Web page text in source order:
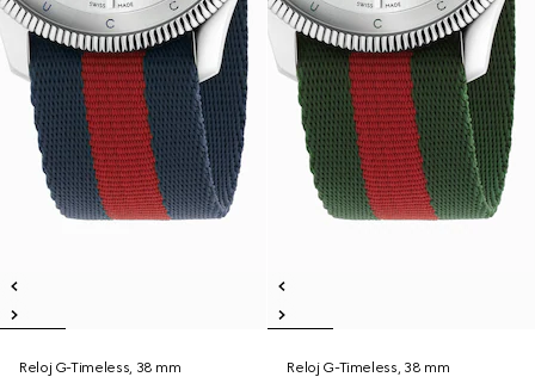
Reloj G-Timeless, 38 mm
Reloj G-Timeless, 38 mm